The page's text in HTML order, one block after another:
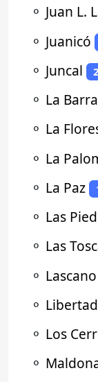
⚬ Juan L.
⚬ Juanicó
⚬ Juncal 2
⚬ La Barra
⚬ La
⚬ La
⚬ La Paz
⚬ Las
⚬ Las
⚬ Lascano
⚬ Libertad
⚬ Los
⚬